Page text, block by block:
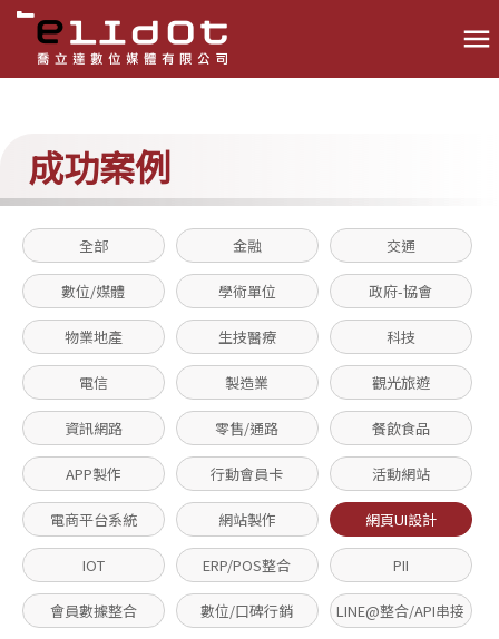
menu
成功案例
全部 金融 交通
數位/媒體 學術單位 政府-協會
物業地產 生技醫療 科技
電信 製造業 觀光旅遊
資訊網路 零售/通路 餐飲食品
APP製作 行動會員卡 活動網站
電商平台系統 網站製作 網頁UI設計
IOT ERP/POS整合 PII
會員數據整合 數位/口碑行銷 LINE@整合/API串接